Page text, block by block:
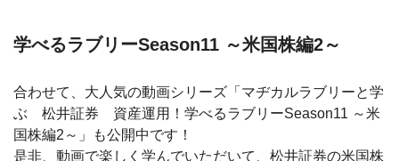
学べるラブリーSeason11 ～米国株編2～
合わせて、大人気の動画シリーズ「マヂカルラブリーと学
ぶ 松井証券 資産運用！学べるラブリーSeason11 ～米
国株編2～」も公開中です！
是非、動画で楽しく学んでいただいて、松井証券の米国株